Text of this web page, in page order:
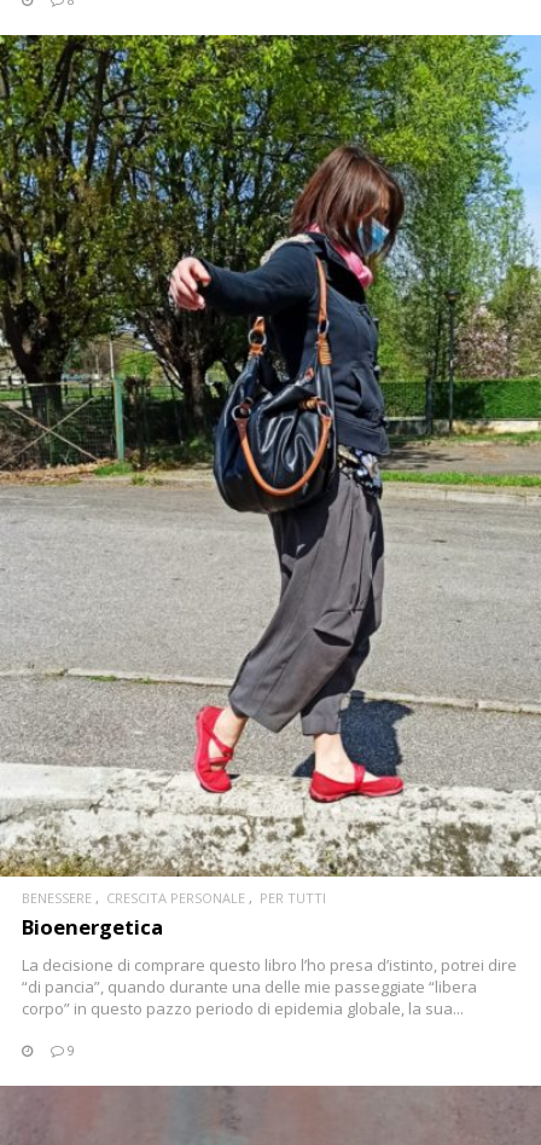
CONTINUA
BENESSERE CRESCITA PERSONALE PER TUTTI
Bioenergetica
La decisione di comprare questo libro l’ho presa d’istinto, potrei dire
“di pancia”, quando durante una delle mie passeggiate “libera
corpo” in questo pazzo periodo di epidemia globale, la sua...
9